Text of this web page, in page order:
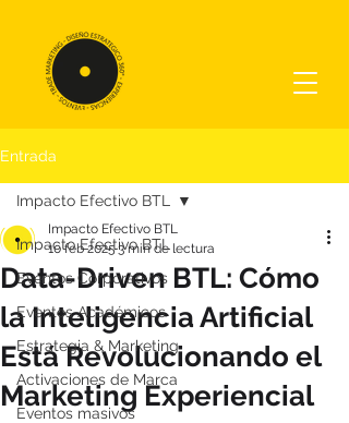
Entrada
Impacto Efectivo BTL
Eventos Corporativos
Eventos Académicos
Estrategia & Marketing
Activaciones de Marca
Eventos masivos
Impacto Efectivo BTL
Data-Driven BTL: Cómo
la Inteligencia Artificial
Está Revolucionando el
Marketing Experiencial
Impacto Efectivo BTL
10 feb 20253 min de lectura